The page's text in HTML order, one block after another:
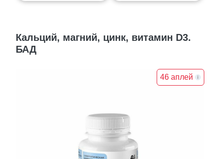
Кальций, магний, цинк, витамин D3.
БАД
46 аплей